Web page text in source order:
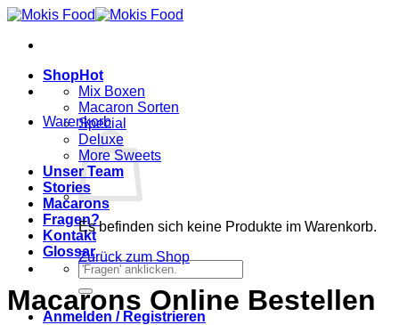
Zum
springen
Shop
Mix Boxen
Macaron Sorten
Special
Deluxe
More Sweets
Unser Team
Stories
Macarons
Fragen?
Kontakt
Glossar
Suchen
nach:
Anmelden / Registrieren
Warenkorb
Es befinden sich keine Produkte im Warenkorb.
Zurück zum Shop
Macarons Online Bestellen